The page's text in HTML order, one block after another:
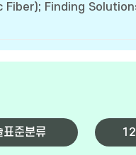
Fiber); Finding
표준분류